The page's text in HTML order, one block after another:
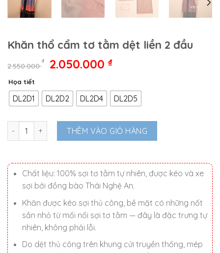
Khăn thổ cẩm tơ tằm dệt liền 2 đầu
2.550.000
₫
Giá
là:
2.550.000 ₫.
2.050.000₫Giá
tại
là:
2.050.000 ₫.
Họa tiết
DL2D1 DL2D2 DL2D4 DL2D5
Khăn thổ cẩm tơ tằm dệt liền 2 đầu số lượng
THÊM VÀO GIỎ HÀNG
Chất liệu: 100% sợi tơ tằm tự nhiên, được kéo và xe
sợi bởi đồng bào Thái Nghệ An.
Khăn được kéo sợi thủ công, bề mặt có những nốt
sần nhỏ từ mối nối sợi tơ tằm — đây là đặc trưng tự
nhiên, không phải lỗi.
Do dệt thủ công trên khung cửi truyền thống, mép